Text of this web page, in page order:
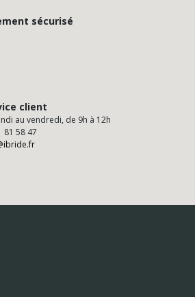
sécurisé
client
au vendredi, de 9h à 12h
81 58 47